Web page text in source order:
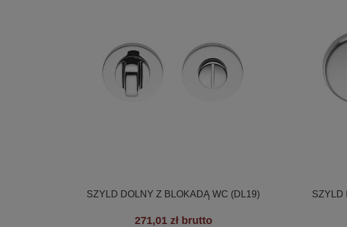
Szybki podgląd
SZYLD DOLNY Z BLOKADĄ WC (DL19)
271,01 zł brutto
SZYLD